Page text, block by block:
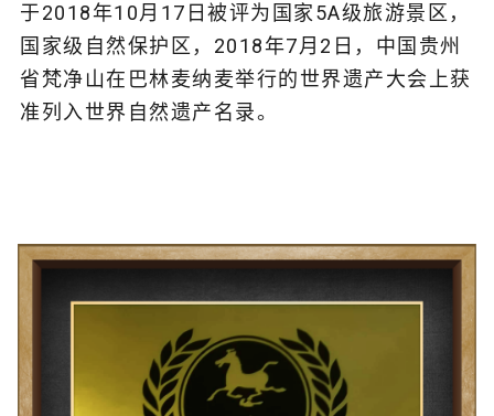
于2018年10月17日被评为国家5A级旅游景区，
国家级自然保护区，2018年7月2日，中国贵州
省梵净山在巴林麦纳麦举行的世界遗产大会上获
准列入世界自然遗产名录。